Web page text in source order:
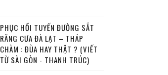
PHỤC HỒI TUYẾN ĐƯỜNG SẮT
RĂNG CƯA ĐÀ LẠT – THÁP
CHÀM : ĐÙA HAY THẬT ? (VIẾT
TỪ SÀI GÒN - THANH TRÚC)